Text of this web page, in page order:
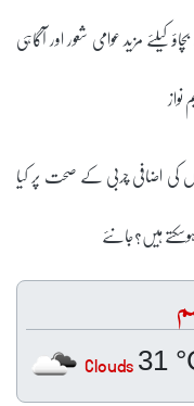
کیلئے مزید عوامی شعور اور آگاہی
کی اضافی چربی کے صحت پر کیا
ہیں؟جانئے
31
Clouds